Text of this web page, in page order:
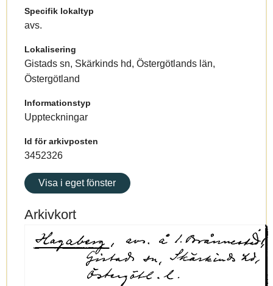
Specifik lokaltyp
avs.
Lokalisering
Gistads sn, Skärkinds hd, Östergötlands län,
Östergötland
Informationstyp
Uppteckningar
Id för arkivposten
3452326
Visa i eget fönster
Arkivkort